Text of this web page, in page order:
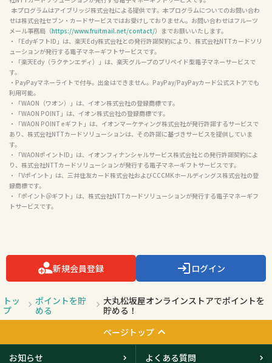
せは株式会社セブン・カードサービスではお受けしておりません。お問い合わせはフルーツ
メール事務局（https://www.fruitmail.net/contact/）までお願いいたします。
・「EdyギフトID」は、楽天Edy株式会社との発行許諾契約により、株式会社NTTカードソリ
ューションが発行する電子マネーギフトサービスです。
・「楽天Edy（ラクテンエディ）」は、楽天グループのプリペイド型電子マネーサービスで
す。
・PayPayマネーライトで付与。出金はできません。PayPay/PayPayカード公式ストアでも
利用可能。
・「WAON（ワオン）」は、イオン株式会社の登録商標です。
・「WAON POINT」は、イオン株式会社の登録商標です。
・「WAON POINT eギフト」は、イオンマーケティング株式会社が発行許諾するサービスで
あり、株式会社NTTカードソリューションは、その許諾に基づきサービスを提供していま
す。
・「WAONポイントID」は、イオンフィナンシャルサービス株式会社との発行許諾契約によ
り、株式会社NTTカードソリューションが発行する電子マネーギフトサービスです。
・「Vポイント」は、三井住友カード株式会社およびCCCMKホールディングス株式会社の登
録商標です。
・「ポイント＠ギフト」は、株式会社NTTカードソリューションが発行する電子マネーギフ
トサービスです。
新規会員登録 ログイン
トッ
プ
ポイントを貯
める
大丸松坂屋オンラインストアでポイントを
貯める！
ページトップ
お知らせ よくある質問